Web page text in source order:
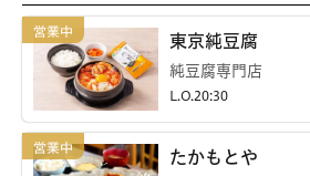
東京純豆腐
純豆腐専門店
L.O.20:30
たかもとや